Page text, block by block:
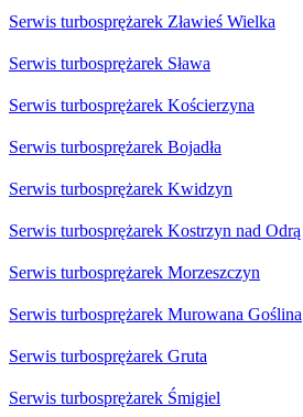
Serwis turbosprężarek Zławieś Wielka
Serwis turbosprężarek Sława
Serwis turbosprężarek Kościerzyna
Serwis turbosprężarek Bojadła
Serwis turbosprężarek Kwidzyn
Serwis turbosprężarek Kostrzyn nad Odrą
Serwis turbosprężarek Morzeszczyn
Serwis turbosprężarek Murowana Goślina
Serwis turbosprężarek Gruta
Serwis turbosprężarek Śmigiel